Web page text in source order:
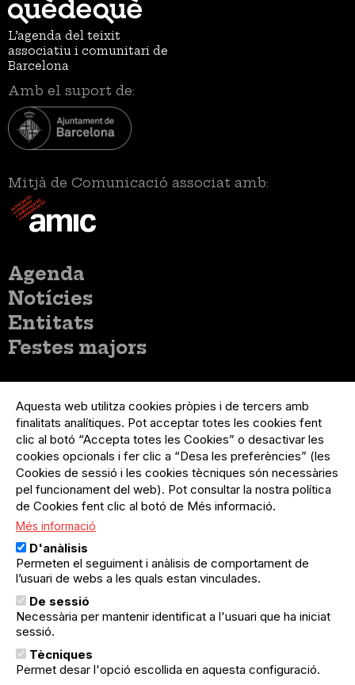
L’agenda del teixit
associatiu i comunitari de
Barcelona
Amb el suport de:
Mitjà de Comunicació associat amb:
Menú
principal
Agenda
Notícies
Entitats
Festes majors
del
compte
d'usuari
Menú
usuari
no
loggat
Registre organització
Menú
Peu
Sobre el projecte
Preguntes freqüents
Contacte
Menú
Legal
Política de privacitat
Avís legal
Política de cookies
El Quèdequè no es fa responsable de les activitats
programades; en són responsables els col·lectius
organitzadors.
© Quedequè, 2025
Aquesta web utilitza cookies pròpies i de tercers amb
finalitats analítiques. Pot acceptar totes les cookies fent
clic al botó “Accepta totes les Cookies” o desactivar les
cookies opcionals i fer clic a “Desa les preferències” (les
Cookies de sessió i les cookies tècniques són necessàries
pel funcionament del web). Pot consultar la nostra política
de Cookies fent clic al botó de Més informació.
Més informació
D'anàlisis
Permeten el seguiment i anàlisis de comportament de
l’usuari de webs a les quals estan vinculades.
De sessió
Necessària per mantenir identificat a l'usuari que ha iniciat
sessió.
Tècniques
Permet desar l'opció escollida en aquesta configuració.